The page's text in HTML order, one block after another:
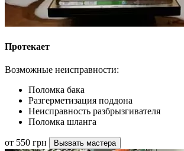
Протекает
Возможные неисправности:
Поломка бака
Разгерметизация поддона
Неисправность разбрызгивателя
Поломка шланга
от 550 грн Вызвать мастера